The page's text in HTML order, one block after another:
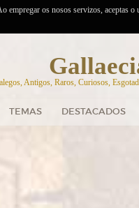
Antigos, Raros, Curiosos,
TEMAS DESTACADOS
os nosos servizos, aceptas o